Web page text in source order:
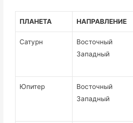
ПЛАНЕТА НАПРАВЛЕНИЕ
Сатурн
Восточный
Западный
Юпитер
Восточный
Западный